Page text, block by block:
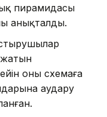
пирамидасы
анықталды.
оны схемаға
аудару